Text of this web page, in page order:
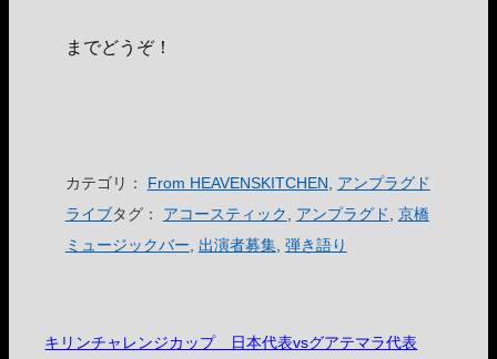
までどうぞ！
カテゴリ： From HEAVENSKITCHEN
アンプラグド
ライブタグ： アコースティック アンプラグド
京橋
ミュージックバー
出演者募集, 弾き語り
キリンチャレンジカップ 日本代表vsグアテマラ代表